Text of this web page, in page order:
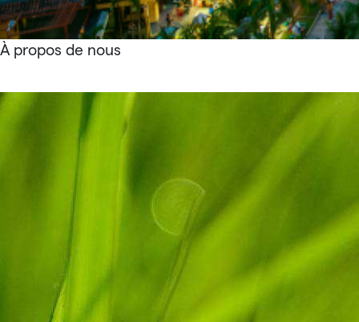
À propos de nous